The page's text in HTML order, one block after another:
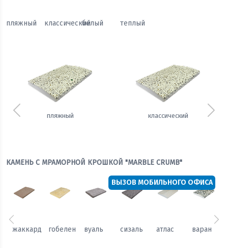
пляжный классическийбелый теплый
пляжный классический
Предыдущий
КАМЕНЬ С МРАМОРНОЙ КРОШКОЙ "MARBLE CRUMB"
жаккард гобелен вуаль сизаль атлас варан
Предыдущий
ВЫЗОВ МОБИЛЬНОГО ОФИСА